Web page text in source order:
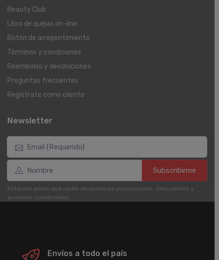
Beauty Club
Libro de quejas on-line
Botón de arrepentimiento
Términos y condiciones
Reembolso y devoluciones
Preguntas frecuentes
Registrate como cliente
Newsletter
Subscribirme
Enterate antes que nadie de nuestras promociones, descuentos y
acciones comerciales.
Envíos a todo el país